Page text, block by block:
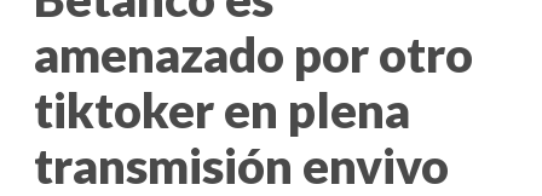
amenazado por otro
tiktoker en plena
transmisión envivo